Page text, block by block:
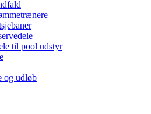
til pool udstyr
og udløb